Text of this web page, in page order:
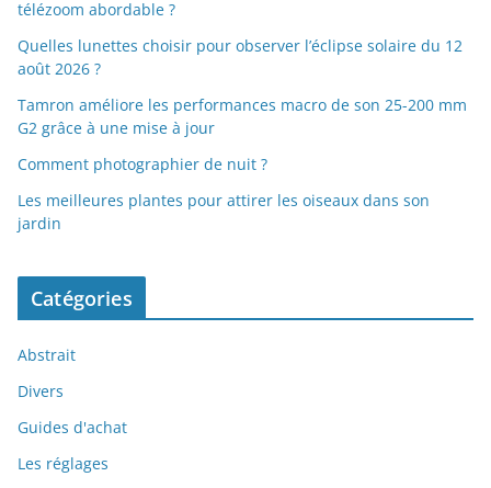
télézoom abordable ?
Quelles lunettes choisir pour observer l’éclipse solaire du 12
août 2026 ?
Tamron améliore les performances macro de son 25-200 mm
G2 grâce à une mise à jour
Comment photographier de nuit ?
Les meilleures plantes pour attirer les oiseaux dans son
jardin
Catégories
Abstrait
Divers
Guides d'achat
Les réglages